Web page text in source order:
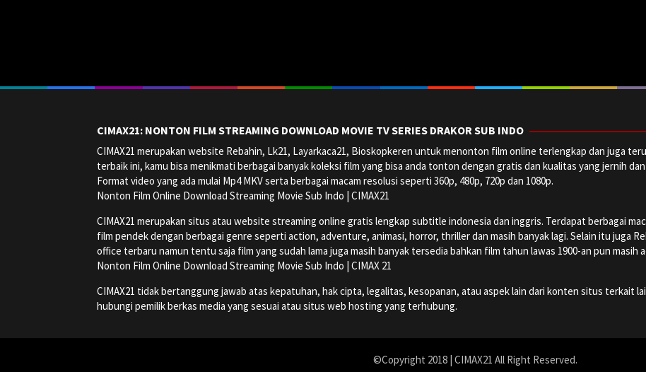
CIMAX21: NONTON FILM STREAMING DOWNLOAD MOVIE TV SERIES DRAKOR SUB INDO
CIMAX21 merupakan website Rebahin, Lk21, Layarkaca21, Bioskopkeren untuk menonton film online terlengkap dan juga
terbaik ini, kamu bisa menikmati berbagai banyak koleksi film yang bisa anda tonton dengan gratis dan kualitas yang jernih
Format video yang ada mulai Mp4 MKV serta berbagai macam resolusi seperti 360p, 480p, 720p dan 1080p.
Nonton Film Online Download Streaming Movie Sub Indo | CIMAX21
CIMAX21 merupakan situs atau website streaming online gratis lengkap subtitle indonesia dan inggris. Terdapat berbagai
film pendek dengan berbagai genre seperti action, adventure, animasi, horror, thriller dan masih banyak lagi. Selain itu juga
office terbaru namun tentu saja film yang sudah lama juga masih banyak tersedia bahkan film tahun lawas 1900-an pun masih
Nonton Film Online Download Streaming Movie Sub Indo | CIMAX 21
CIMAX21 tidak bertanggung jawab atas kepatuhan, hak cipta, legalitas, kesopanan, atau aspek lain dari konten situs terkait
hubungi pemilik berkas media yang sesuai atau situs web hosting yang terhubung.
©Copyright 2018 | CIMAX21 All Right Reserved.